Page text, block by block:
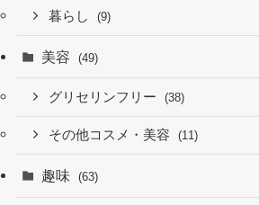
暮らし (9)
美容 (49)
グリセリンフリー (38)
その他コスメ・美容 (11)
趣味 (63)